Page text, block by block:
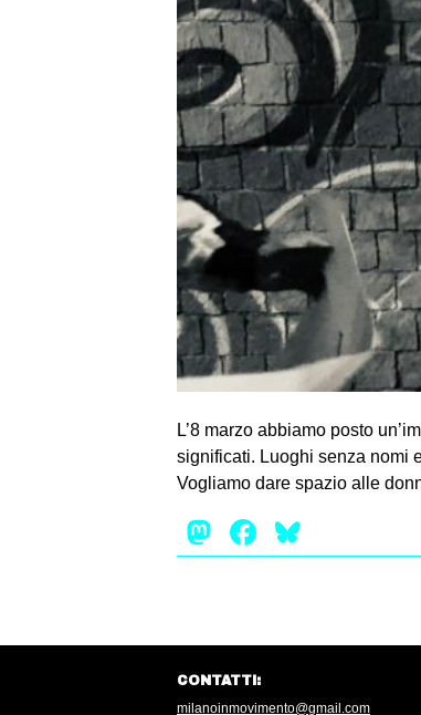
L’8 marzo abbiamo posto
significati. Luoghi senza nomi
Vogliamo dare spazio alle
Mastodon
Facebook
CONTATTI:
milanoinmovimento@gmail.com